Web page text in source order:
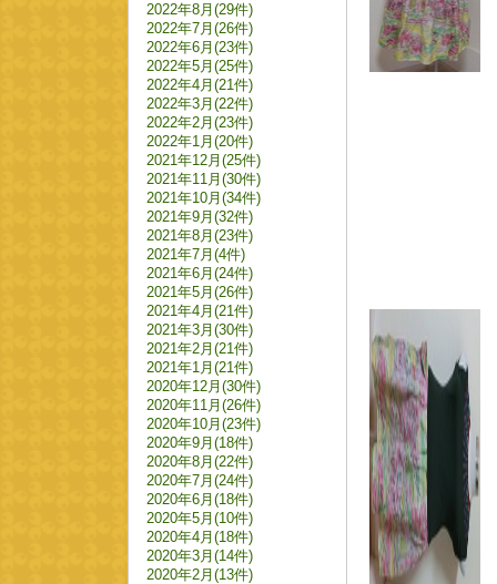
2022年8月(29件)
2022年7月(26件)
2022年6月(23件)
2022年5月(25件)
2022年4月(21件)
2022年3月(22件)
2022年2月(23件)
2022年1月(20件)
2021年12月(25件)
2021年11月(30件)
2021年10月(34件)
2021年9月(32件)
2021年8月(23件)
2021年7月(4件)
2021年6月(24件)
2021年5月(26件)
2021年4月(21件)
2021年3月(30件)
2021年2月(21件)
2021年1月(21件)
2020年12月(30件)
2020年11月(26件)
2020年10月(23件)
2020年9月(18件)
2020年8月(22件)
2020年7月(24件)
2020年6月(18件)
2020年5月(10件)
2020年4月(18件)
2020年3月(14件)
2020年2月(13件)